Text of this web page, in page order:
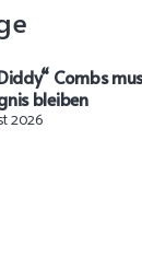
Combs
bleiben
2026